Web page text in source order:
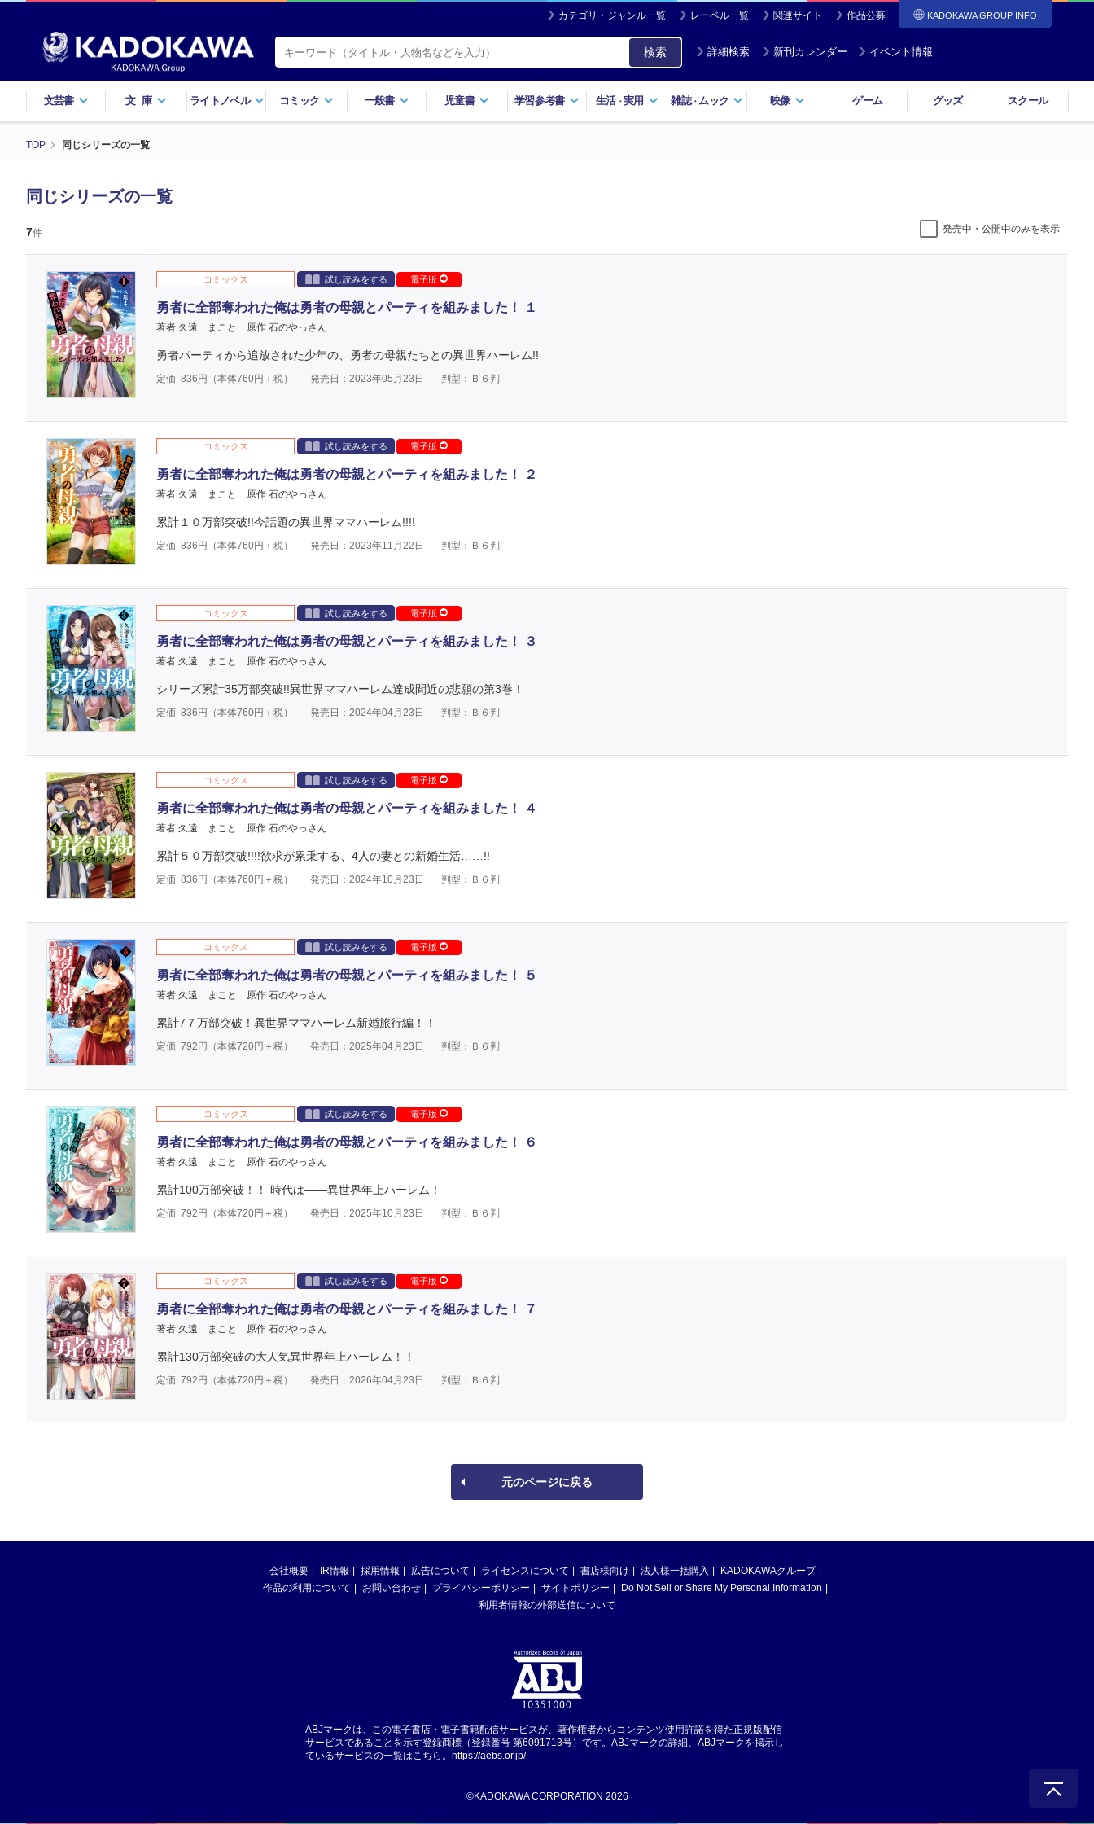
カテゴリ・ジャンル一覧 レーベル一覧 関連サイト 作品公募 KADOKAWA GROUP INFO
検索 詳細検索 新刊カレンダー イベント情報
文芸書 文庫 ライトノベル コミック 一般書 児童書 学習参考書 生活・実用 雑誌・ ムック 映像 ゲーム グッズ スクール
TOP 同じシリーズの一覧
同じシリーズの一覧
7件 発売中・公開中のみを表示
コミックス 試し読みをする 電子版
勇者に全部奪われた俺は勇者の母親とパーティを組みました！ １
著者 久遠 まこと 原作 石のやっさん
勇者パーティから追放された少年の、勇者の母親たちとの異世界ハーレム!!
定価 836 円（本体760円＋税） 発売日：2023年05月23日 判型：Ｂ６判
コミックス 試し読みをする 電子版
勇者に全部奪われた俺は勇者の母親とパーティを組みました！ ２
著者 久遠 まこと 原作 石のやっさん
累計１０万部突破!!今話題の異世界ママハーレム!!!!
定価 836 円（本体760円＋税） 発売日：2023年11月22日 判型：Ｂ６判
コミックス 試し読みをする 電子版
勇者に全部奪われた俺は勇者の母親とパーティを組みました！ ３
著者 久遠 まこと 原作 石のやっさん
シリーズ累計35万部突破!!異世界ママハーレム達成間近の悲願の第3巻！
定価 836 円（本体760円＋税） 発売日：2024年04月23日 判型：Ｂ６判
コミックス 試し読みをする 電子版
勇者に全部奪われた俺は勇者の母親とパーティを組みました！ ４
著者 久遠 まこと 原作 石のやっさん
累計５０万部突破!!!!欲求が累乗する、4人の妻との新婚生活……!!
定価 836 円（本体760円＋税） 発売日：2024年10月23日 判型：Ｂ６判
コミックス 試し読みをする 電子版
勇者に全部奪われた俺は勇者の母親とパーティを組みました！ ５
著者 久遠 まこと 原作 石のやっさん
累計7７万部突破！異世界ママハーレム新婚旅行編！！
定価 792 円（本体720円＋税） 発売日：2025年04月23日 判型：Ｂ６判
コミックス 試し読みをする 電子版
勇者に全部奪われた俺は勇者の母親とパーティを組みました！ ６
著者 久遠 まこと 原作 石のやっさん
累計100万部突破！！ 時代は――異世界年上ハーレム！
定価 792 円（本体720円＋税） 発売日：2025年10月23日 判型：Ｂ６判
コミックス 試し読みをする 電子版
勇者に全部奪われた俺は勇者の母親とパーティを組みました！ ７
著者 久遠 まこと 原作 石のやっさん
累計130万部突破の大人気異世界年上ハーレム！！
定価 792 円（本体720円＋税） 発売日：2026年04月23日 判型：Ｂ６判
元のページに戻る
会社概要 IR情報 採用情報 広告について ライセンスについて 書店様向け 法人様一括購入
KADOKAWAグループ
作品の利用について
お問い合わせ プライバシーポリシー サイトポリシー
Do Not Sell or Share My Personal Information
利用者情報の外部送信について
ABJマークは、この電子書店・電子書籍配信サービスが、著作権者からコンテンツ使用許諾を得た正規版配信
サービスであることを示す登録商標（登録番号 第6091713号）です。ABJマークの詳細、ABJマークを掲示し
ているサービスの一覧はこちら。 https://aebs.or.jp/
©KADOKAWA CORPORATION 2026